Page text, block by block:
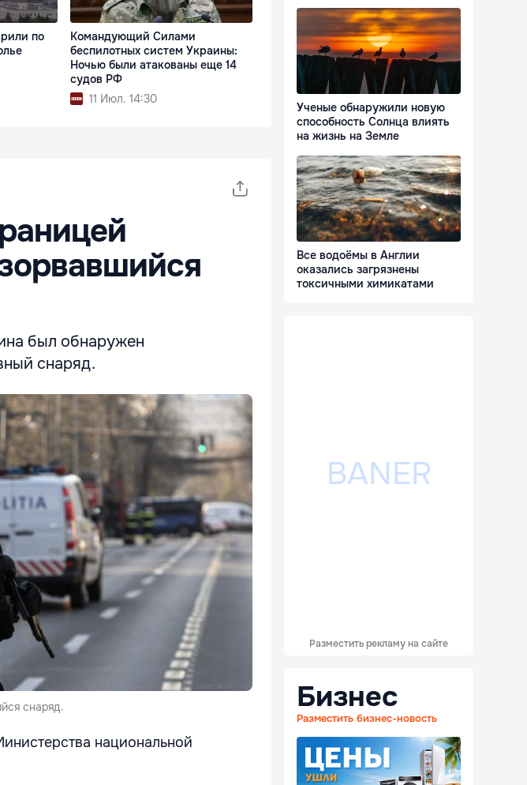
по
Командующий Силами
беспилотных систем Украины:
Ночью были атакованы еще 14
судов РФ
11 Июл. 14:30
был обнаружен
снаряд.
снаряд.
национальной
Ученые обнаружили новую
способность Солнца влиять
на жизнь на Земле
Все водоёмы в Англии
оказались загрязнены
токсичными химикатами
Разместить рекламу на сайте
Бизнес
Разместить бизнес-новость